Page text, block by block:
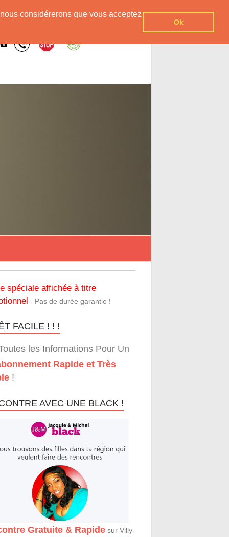
considérerons que vous acceptez
Ok
spéciale affichée à titre
- Pas de durée garantie !
FACILE ! ! !
les Informations Pour Un
Rapide et Très
!
AVEC UNE BLACK !
Gratuite & Rapide sur Villy-